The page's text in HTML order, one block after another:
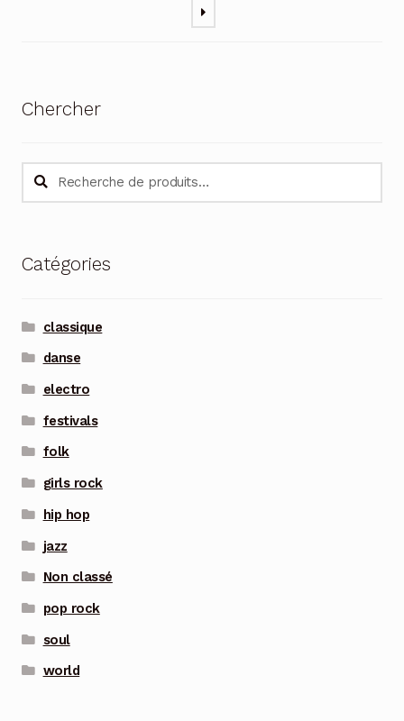
Chercher
Recherche
pour :
Recherche
Catégories
classique
danse
electro
festivals
folk
girls rock
hip hop
jazz
Non classé
pop rock
soul
world